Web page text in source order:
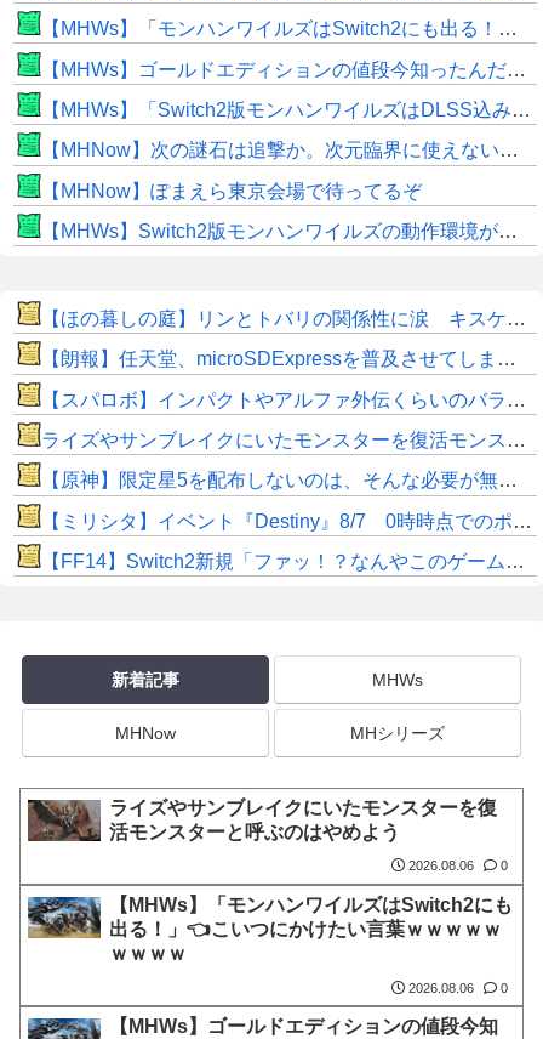
【MHWs】「モンハンワイルズはSwitch2にも出る！」👈こいつにかけたい言葉ｗｗｗｗｗｗｗｗｗ
【MHWs】ゴールドエディションの値段今知ったんだけどやっっっっっっすwwwww
【MHWs】「Switch2版モンハンワイルズはDLSS込みで最大1440p動作」
【MHNow】次の謎石は追撃か。次元臨界に使えない時点で闘気活性以下のスキルだわ
【MHNow】ぽまえら東京会場で待ってるぞ
【MHWs】Switch2版モンハンワイルズの動作環境が判明！
【ほの暮しの庭】リンとトバリの関係性に涙 キスケの株も急上昇
【朗報】任天堂、microSDExpressを普及させてしまう…
【スパロボ】インパクトやアルファ外伝くらいのバランス求む！！ → インパクトも最終的にはコアブースターで雑魚は一撃で倒せてたけどね
ライズやサンブレイクにいたモンスターを復活モンスターと呼ぶのはやめよう
【原神】限定星5を配布しないのは、そんな必要が無いから。
【ミリシタ】イベント『Destiny』8/7 0時時点でのポイント、ハイスコアのボーダー
【FF14】Switch2新規「ファッ！？なんやこのゲームゥ…お使いばっかやんけw」←お使いを愛してからが本当の光の戦士なんだがw
新着記事 MHWs
MHNow MHシリーズ
ライズやサンブレイクにいたモンスターを復
活モンスターと呼ぶのはやめよう
2026.08.06 0
【MHWs】「モンハンワイルズはSwitch2にも
出る！」👈こいつにかけたい言葉ｗｗｗｗｗ
ｗｗｗｗ
2026.08.06 0
【MHWs】ゴールドエディションの値段今知